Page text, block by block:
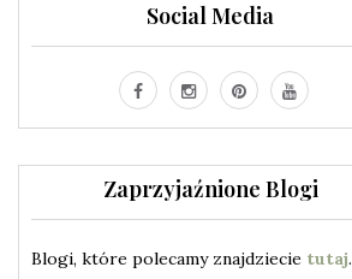
Social Media
Zaprzyjaźnione Blogi
Blogi, które polecamy znajdziecie tutaj.